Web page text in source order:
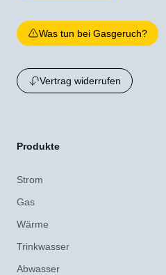
Was tun bei Gasgeruch?
Vertrag widerrufen
Produkte
Strom
Gas
Wärme
Trinkwasser
Abwasser